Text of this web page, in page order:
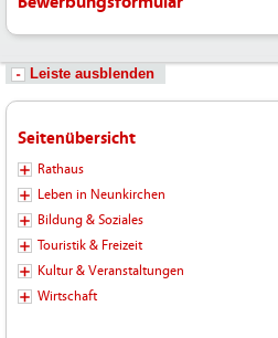
Leiste ausblenden
Seitenübersicht
Rathaus
Leben in Neunkirchen
Bildung & Soziales
Touristik & Freizeit
Kultur & Veranstaltungen
Wirtschaft